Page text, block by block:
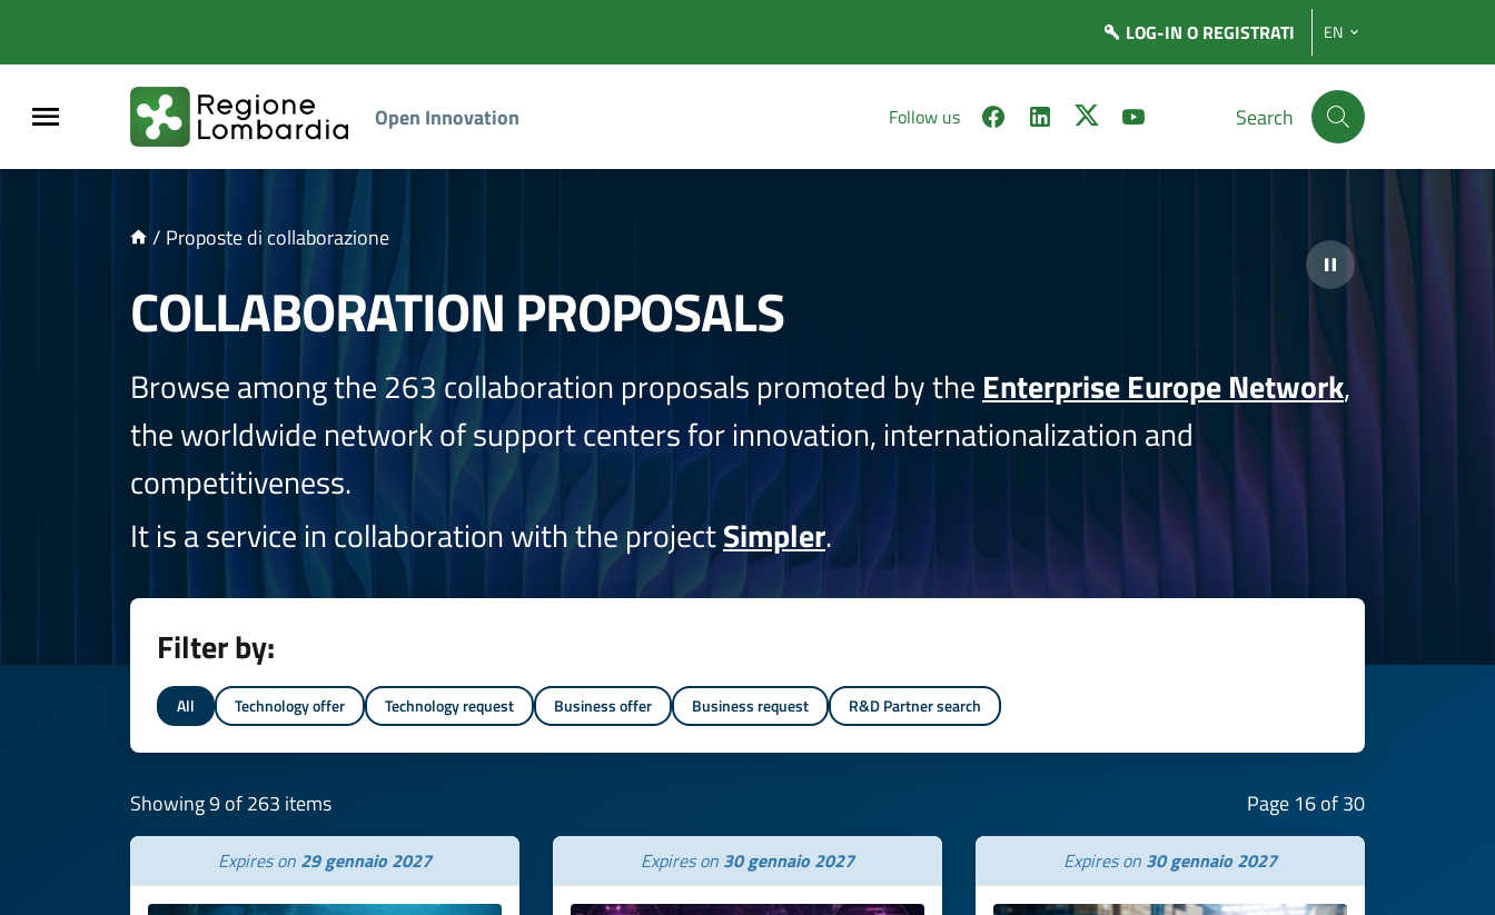
LOG-IN O REGISTRATI EN
Open Innovation Follow us Search
/ Proposte di collaborazione
COLLABORATION PROPOSALS
Browse among the 263 collaboration proposals promoted by the Enterprise Europe Network,
the worldwide network of support centers for innovation, internationalization and
competitiveness.
It is a service in collaboration with the projectSimpler.
Filter by:
All Technology offer Technology request Business offer Business request R&D Partner search
Showing 9 of 263 items Page 16 of 30
Expires on 29 gennaio 2027 Expires on 30 gennaio 2027 Expires on 30 gennaio 2027